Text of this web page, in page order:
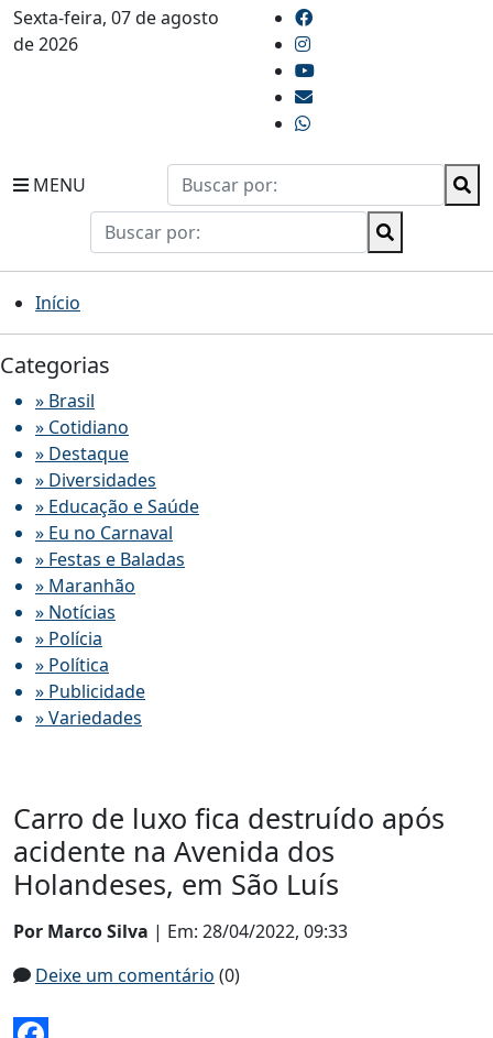
Sexta-feira, 07 de agosto
de 2026
MENU
Início
Categorias
» Brasil
» Cotidiano
» Destaque
» Diversidades
» Educação e Saúde
» Eu no Carnaval
» Festas e Baladas
» Maranhão
» Notícias
» Polícia
» Política
» Publicidade
» Variedades
Carro de luxo fica destruído após
acidente na Avenida dos
Holandeses, em São Luís
Por Marco Silva | Em: 28/04/2022, 09:33
Deixe um comentário (0)